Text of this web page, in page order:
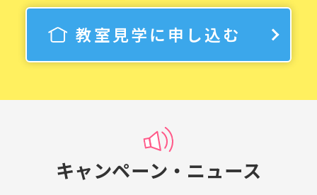
教室見学に申し込む
キャンペーン・ニュース